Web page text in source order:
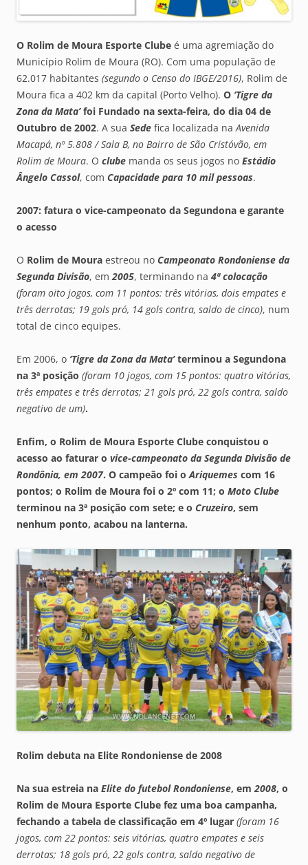
O Rolim de Moura Esporte Clube é uma agremiação do
Município Rolim de Moura (RO). Com uma população de
62.017 habitantes (segundo o Censo do IBGE/2016), Rolim de
Moura fica a 402 km da capital (Porto Velho). O ‘Tigre da
Zona da Mata’foi Fundado na sexta-feira, do dia 04 de
Outubro de 2002. A sua Sede fica localizada na Avenida
Macapá, nº 5.808 / Sala B, no Bairro de São Cristóvão, em
Rolim de Moura. O clube manda os seus jogos no Estádio
Ângelo Cassol, com Capacidade para 10 mil pessoas.
2007: fatura o vice-campeonato da Segundona e garante
o acesso
O Rolim de Moura estreou no Campeonato Rondoniense da
Segunda Divisão, em 2005, terminando na 4ª colocação
(foram oito jogos, com 11 pontos: três vitórias, dois empates e
três derrotas; 19 gols pró, 14 gols contra, saldo de cinco), num
total de cinco equipes.
Em 2006, o ‘Tigre da Zona da Mata’terminou a Segundona
na 3ª posição (foram 10 jogos, com 15 pontos: quatro vitórias,
três empates e três derrotas; 21 gols pró, 22 gols contra, saldo
negativo de um).
Enfim, o Rolim de Moura Esporte Clube conquistou o
acesso ao faturar o vice-campeonato da Segunda Divisão de
Rondônia, em 2007. O campeão foi o Ariquemes com 16
pontos; o Rolim de Moura foi o 2º com 11; o Moto Clube
terminou na 3ª posição com sete; e o Cruzeiro, sem
nenhum ponto, acabou na lanterna.
Rolim debuta na Elite Rondoniense de 2008
Na sua estreia na Elite do futebol Rondoniense, em 2008, o
Rolim de Moura Esporte Clube fez uma boa campanha,
fechando a tabela de classificação em 4º lugar (foram 16
jogos, com 22 pontos: seis vitórias, quatro empates e seis
derrotas; 18 gols pró, 22 gols contra, saldo negativo de